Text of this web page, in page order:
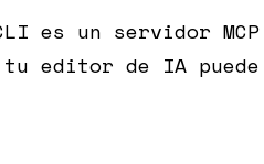
es un servidor
tu editor de IA